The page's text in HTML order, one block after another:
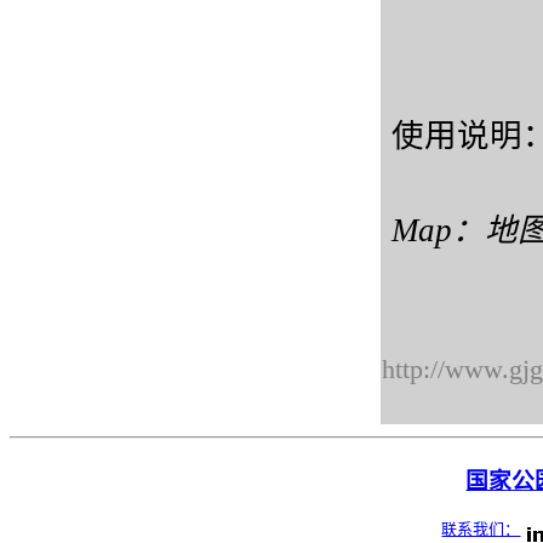
使用说明
Map：地
http://
国家
联系我们：